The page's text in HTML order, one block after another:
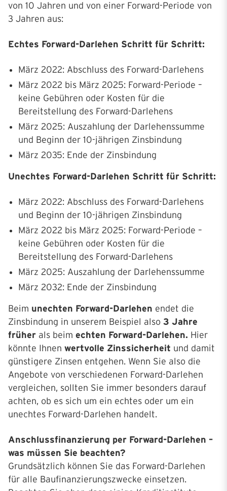
von 10 Jahren und von einer Forward-Periode von
3 Jahren aus:
Echtes Forward-Darlehen Schritt für Schritt:
März 2022: Abschluss des Forward-Darlehens
März 2022 bis März 2025: Forward-Periode –
keine Gebühren oder Kosten für die
Bereitstellung des Forward-Darlehens
März 2025: Auszahlung der Darlehenssumme
und Beginn der 10-jährigen Zinsbindung
März 2035: Ende der Zinsbindung
Unechtes Forward-Darlehen Schritt für Schritt:
März 2022: Abschluss des Forward-Darlehens
und Beginn der 10-jährigen Zinsbindung
März 2022 bis März 2025: Forward-Periode –
keine Gebühren oder Kosten für die
Bereitstellung des Forward-Darlehens
März 2025: Auszahlung der Darlehenssumme
März 2032: Ende der Zinsbindung
Beim unechten Forward-Darlehen endet die
Zinsbindung in unserem Beispiel also 3 Jahre
früher als beim echten Forward-Darlehen. Hier
könnte Ihnen wertvolle Zinssicherheit und damit
günstigere Zinsen entgehen. Wenn Sie also die
Angebote von verschiedenen Forward-Darlehen
vergleichen, sollten Sie immer besonders darauf
achten, ob es sich um ein echtes oder um ein
unechtes Forward-Darlehen handelt.
Anschlussfinanzierung per Forward-Darlehen –
was müssen Sie beachten?
Grundsätzlich können Sie das Forward-Darlehen
für alle Baufinanzierungszwecke einsetzen.